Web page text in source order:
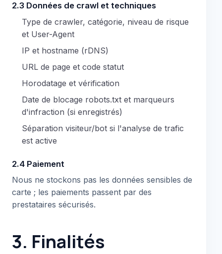
2.3 Données de crawl et techniques
Type de crawler, catégorie, niveau de risque
et User-Agent
IP et hostname (rDNS)
URL de page et code statut
Horodatage et vérification
Date de blocage robots.txt et marqueurs
d'infraction (si enregistrés)
Séparation visiteur/bot si l'analyse de trafic
est active
2.4 Paiement
Nous ne stockons pas les données sensibles de
carte ; les paiements passent par des
prestataires sécurisés.
3. Finalités